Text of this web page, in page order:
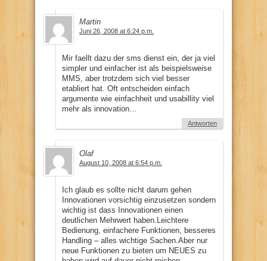
Martin
Juni 26, 2008 at 6:24 p.m.
Mir faellt dazu der sms dienst ein, der ja viel
simpler und einfacher ist als beispielsweise
MMS, aber trotzdem sich viel besser
etabliert hat. Oft entscheiden einfach
argumente wie einfachheit und usabillity viel
mehr als innovation…
Antworten
Olaf
August 10, 2008 at 6:54 p.m.
Ich glaub es sollte nicht darum gehen
Innovationen vorsichtig einzusetzen sondern
wichtig ist dass Innovationen einen
deutlichen Mehrwert haben.Leichtere
Bedienung, einfachere Funktionen, besseres
Handling – alles wichtige Sachen.Aber nur
neue Funktionen zu bieten um NEUES zu